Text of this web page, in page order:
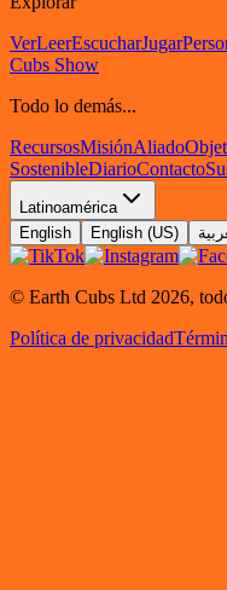
VerLeerEscucharJugar
Cubs Show
Todo lo demás...
RecursosMisiónAliado
SostenibleDiarioContacto
Latinoamérica
English
English (US)
© Earth Cubs Ltd 2026,
Política de privacidad